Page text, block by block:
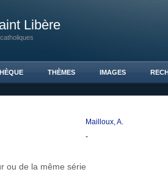
Libère
THÈMES IMAGES
Mailloux, A.
-
ou de la même série